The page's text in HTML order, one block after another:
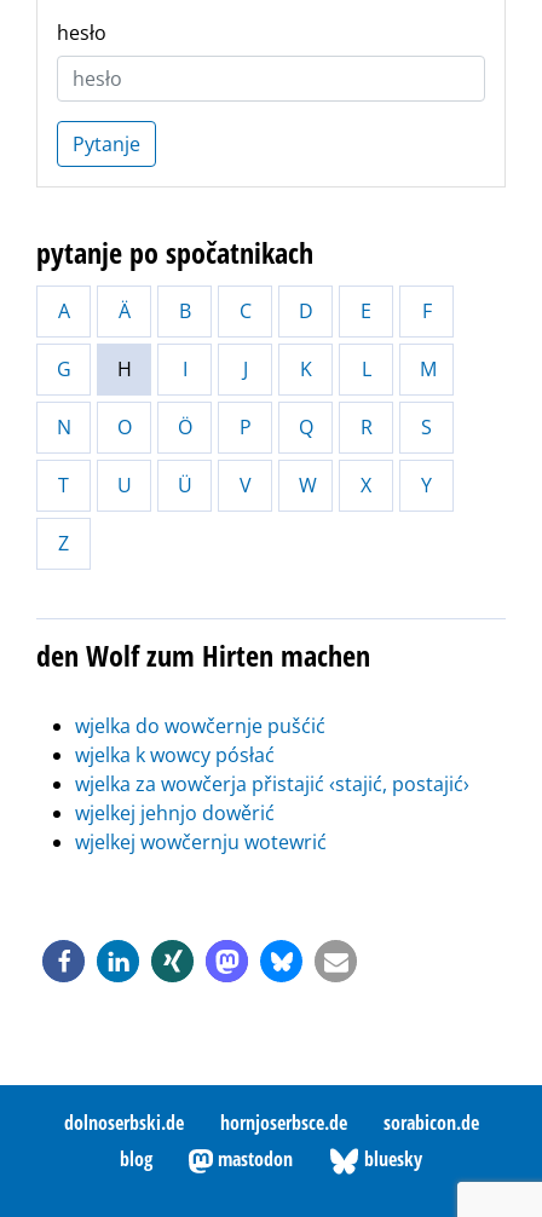
hesło
Pytanje
pytanje po spočatnikach
A Ä B C D E F
G H I J K L M
N O Ö P Q R S
T U Ü V W X Y
Z
den Wolf zum Hirten machen
wjelka do wowčernje pušćić
wjelka k wowcy pósłać
wjelka za wowčerja přistajić ‹stajić, postajić›
wjelkej jehnjo dowěrić
wjelkej wowčernju wotewrić
dolnoserbski.de hornjoserbsce.de
sorabicon.de
blog
mastodon bluesky